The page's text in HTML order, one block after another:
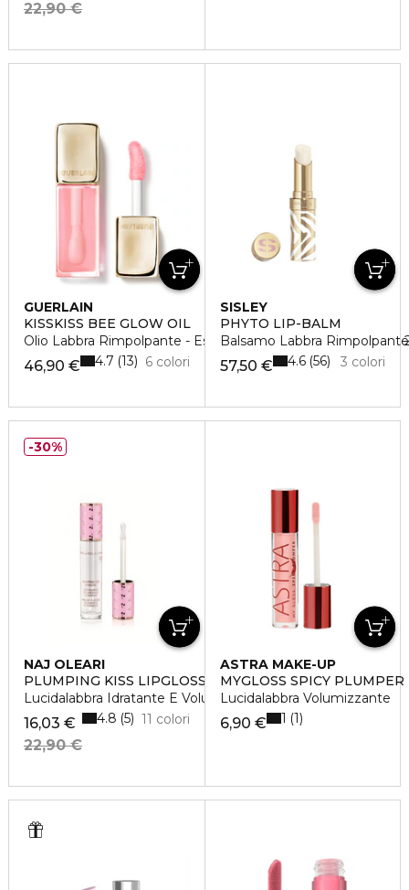
22,90 €
GUERLAIN
KISSKISS BEE GLOW OIL
Olio Labbra Rimpolpante - Esaltatore di Colore - Idratazione
46,90 € 6 colori
4.7 13
SISLEY
PHYTO LIP-BALM
Balsamo Labbra Rimpolpante
57,50 € 3 colori
4.6 56
NAJ OLEARI
PLUMPING KISS LIPGLOSS
Lucidalabbra Idratante E Volumizzante
16,03 €
22,90 €
11 colori
4.8 5
30%
ASTRA MAKE-UP
MYGLOSS SPICY PLUMPER
Lucidalabbra Volumizzante
6,90 € 1 1